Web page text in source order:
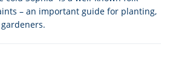
– an important guide for planting,